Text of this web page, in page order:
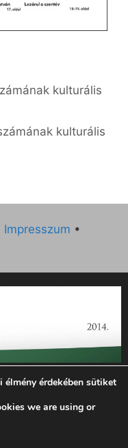
kulturális
kulturális
Impresszum •
évi működésének
0121 sz. támogatási
támogatta az
érdekében sütiket
we are using or